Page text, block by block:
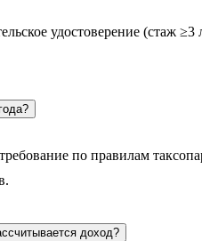
удостоверение
по правилам
доход?